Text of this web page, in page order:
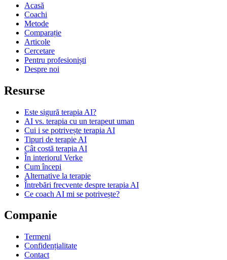
Acasă
Coachi
Metode
Comparație
Articole
Cercetare
Pentru profesioniști
Despre noi
Resurse
Este sigură terapia AI?
AI vs. terapia cu un terapeut uman
Cui i se potrivește terapia AI
Tipuri de terapie AI
Cât costă terapia AI
În interiorul Verke
Cum începi
Alternative la terapie
Întrebări frecvente despre terapia AI
Ce coach AI mi se potrivește?
Companie
Termeni
Confidențialitate
Contact